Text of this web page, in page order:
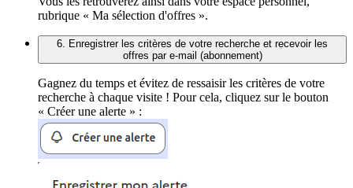
rubrique « Ma sélection d'offres ».
6. Enregistrer les critères de votre recherche et recevoir les
offres par e-mail (abonnement)
Gagnez du temps et évitez de ressaisir les critères de votre
recherche à chaque visite ! Pour cela, cliquez sur le bouton
« Créer une alerte » :